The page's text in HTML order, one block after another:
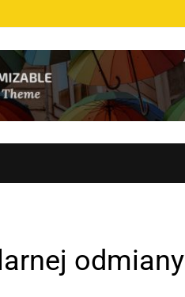
odmiany